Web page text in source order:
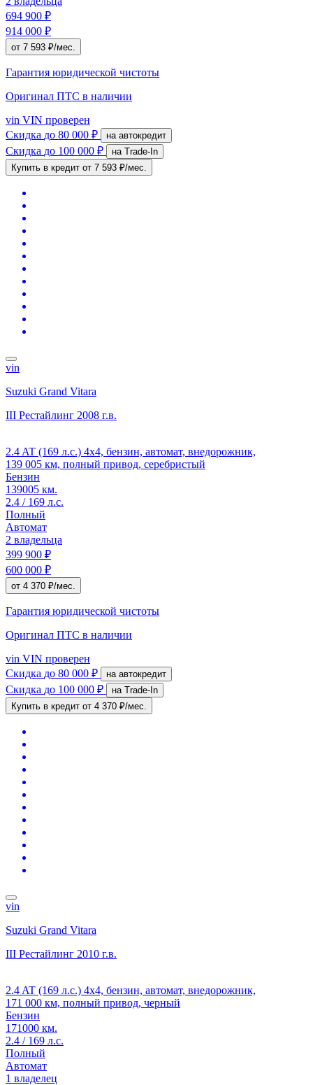
694 900 ₽
914 000 ₽
от 7 593 ₽/мес.
Гарантия юридической чистоты
Оригинал ПТС в наличии
vin VIN проверен
Скидка до 80 000 ₽ на автокредит
Скидка до 100 000 ₽
на Trade-In
Купить в кредит от 7 593 ₽/мес.
vin
Suzuki Grand Vitara
III Рестайлинг 2008 г.в.
2.4 AT (169 л.с.) 4x4, бензин, автомат, внедорожник,
139 005 км, полный привод, серебристый
Бензин
139005 км.
2.4 / 169 л.с.
Полный
Автомат
2 владельца
399 900 ₽
600 000 ₽
от 4 370 ₽/мес.
Гарантия юридической чистоты
Оригинал ПТС в наличии
vin VIN проверен
Скидка до 80 000 ₽ на автокредит
Скидка до 100 000 ₽
на Trade-In
Купить в кредит от 4 370 ₽/мес.
vin
Suzuki Grand Vitara
III Рестайлинг 2010 г.в.
2.4 AT (169 л.с.) 4x4, бензин, автомат, внедорожник,
171 000 км, полный привод, черный
Бензин
171000 км.
2.4 / 169 л.с.
Полный
Автомат
1 владелец